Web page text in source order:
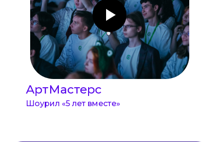
АртМастерс
Шоурил «5 лет вместе»